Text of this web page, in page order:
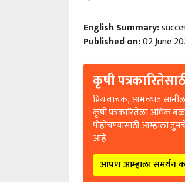
English Summary:
Published on:02 June
कृषी
प्रिय वाचक, आमच्यात
कृषी पत्रकारितेला अधिक
पोहोचण्यासाठी आम्हाला
आहे.
आपण आम्हाला